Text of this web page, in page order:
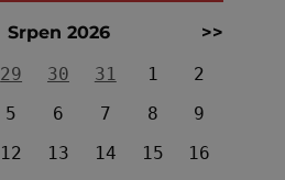
Srpen 2026
>>
29 30 31 1
2
5 6 7 8
9
12 13 14 15
16